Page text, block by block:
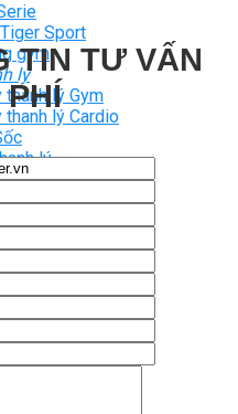
Sport
gym
lý
lý Gym
thanh lý Cardio
lý
TIN TƯ VẤN
PHÍ